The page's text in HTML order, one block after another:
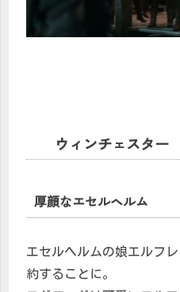
ウィンチェスタ
厚顔なエセルヘルム
エセルヘルムの娘エルフ
約することに。